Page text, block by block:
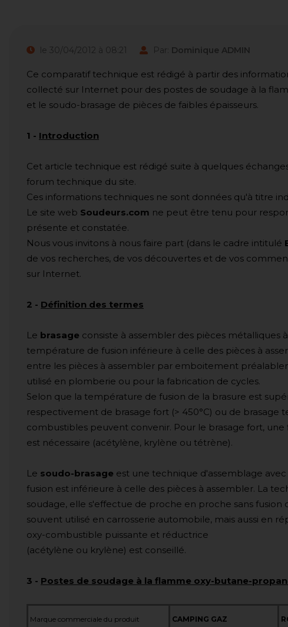
le 30/04/2012 à 08:21 Par: Dominique ADMIN
Ce comparatif technique est rédigé à partir des
collecté sur Internet pour des postes de soudage à la
et le soudo-brasage de pièces de faibles épaisseurs.
1 - Introduction
Cet article technique est rédigé suite à quelques
forum technique du site.
Ces informations techniques ne sont données qu'à titre
Le site web Soudeurs.com ne peut être tenu pour
présente et constatée.
Nous vous invitons à nous faire part (dans le cadre intitulé
de vos recherches, de vos découvertes et de vos
sur Internet.
2 - Définition des termes
Le brasage consiste à assembler des pièces
température de fusion inférieure à celle des pièces à
entre les pièces à assembler par emboitement
utilisé en plomberie ou pour la fabrication de cycles.
Selon que la température de fusion de la brasure est
respectivement de brasage fort (> 450°C) ou de brasage
combustibles peuvent convenir. Pour le brasage fort,
est nécessaire (acétylène, krylène ou tétrène).
Le soudo-brasage est une technique d'assemblage
fusion est inférieure à celle des pièces à assembler. La
soudage, elle s'effectue de proche en proche sans fusion
souvent utilisé en carrosserie automobile, mais aussi en
oxy-combustible puissante et réductrice
(acétylène ou krylène) est conseillé.
3 - Postes de soudage à la flamme oxy-butane-
Marque commerciale du produit CAMPING GAZ